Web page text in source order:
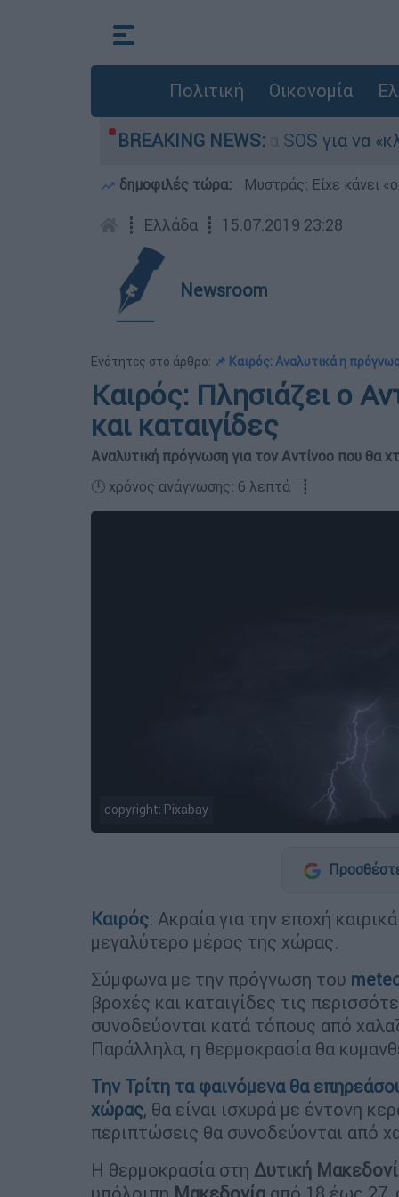
Πολιτική Οικονομία
BREAKING NEWS:
Ολους 2026-2027: Τα SOS για να
δημοφιλές τώρα: Μυστράς: Είχε κάνει
┋ Ελλάδα ┋ 15.07.2019 23:28
Newsroom
Ενότητες στο άρθρο: 📌 Καιρός: Αναλυτικά η
Καιρός: Πλησιάζει ο
και καταιγίδες
Αναλυτική πρόγνωση για τον Αντίνοο που θα
🕛 χρόνος ανάγνωσης: 6 λεπτά ┋
copyright: Pixabay
Καιρός: Ακραία για την εποχή
μεγαλύτερο μέρος της χώρας.
Σύμφωνα με την πρόγνωση του
βροχές και καταιγίδες τις
συνοδεύονται κατά τόπους από
Παράλληλα, η θερμοκρασία θα
Την Τρίτη τα φαινόμενα θα
χώρας, θα είναι ισχυρά με έντονη
περιπτώσεις θα συνοδεύονται από
Η θερμοκρασία στη Δυτική